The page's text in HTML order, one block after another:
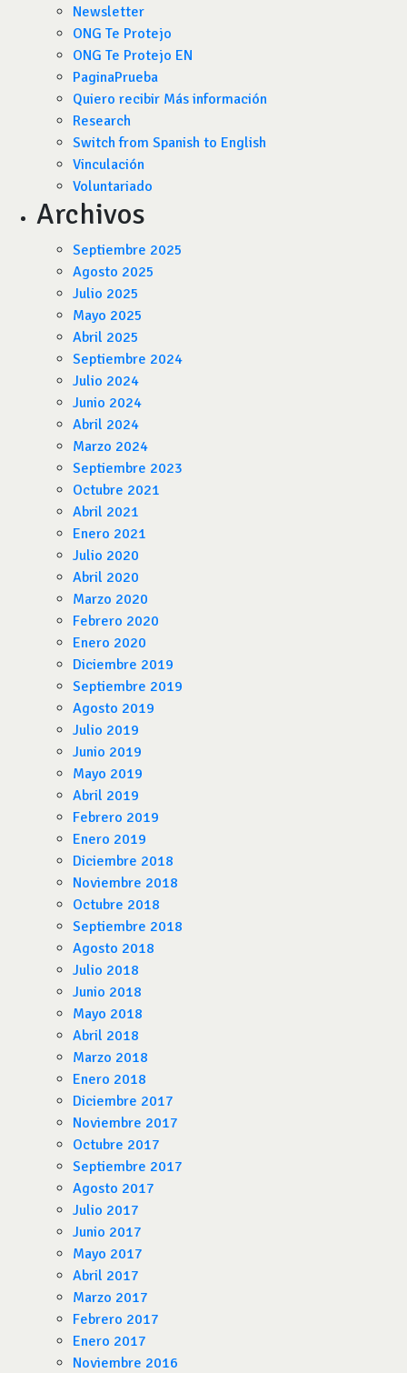
Newsletter
ONG Te Protejo
ONG Te Protejo EN
PaginaPrueba
Quiero recibir Más información
Research
Switch from Spanish to English
Vinculación
Voluntariado
Archivos
Septiembre 2025
Agosto 2025
Julio 2025
Mayo 2025
Abril 2025
Septiembre 2024
Julio 2024
Junio 2024
Abril 2024
Marzo 2024
Septiembre 2023
Octubre 2021
Abril 2021
Enero 2021
Julio 2020
Abril 2020
Marzo 2020
Febrero 2020
Enero 2020
Diciembre 2019
Septiembre 2019
Agosto 2019
Julio 2019
Junio 2019
Mayo 2019
Abril 2019
Febrero 2019
Enero 2019
Diciembre 2018
Noviembre 2018
Octubre 2018
Septiembre 2018
Agosto 2018
Julio 2018
Junio 2018
Mayo 2018
Abril 2018
Marzo 2018
Enero 2018
Diciembre 2017
Noviembre 2017
Octubre 2017
Septiembre 2017
Agosto 2017
Julio 2017
Junio 2017
Mayo 2017
Abril 2017
Marzo 2017
Febrero 2017
Enero 2017
Noviembre 2016